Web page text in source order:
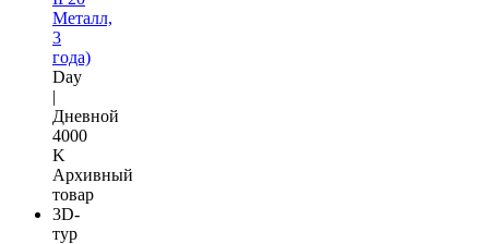
Металл,
3
года)
Day
|
Дневной
4000
K
Архивный
товар
3D-
тур